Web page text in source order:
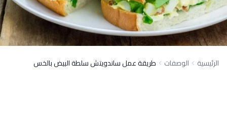
الرئيسية الوصفات طريقة عمل ساندويتش سلطة البيض بالخس